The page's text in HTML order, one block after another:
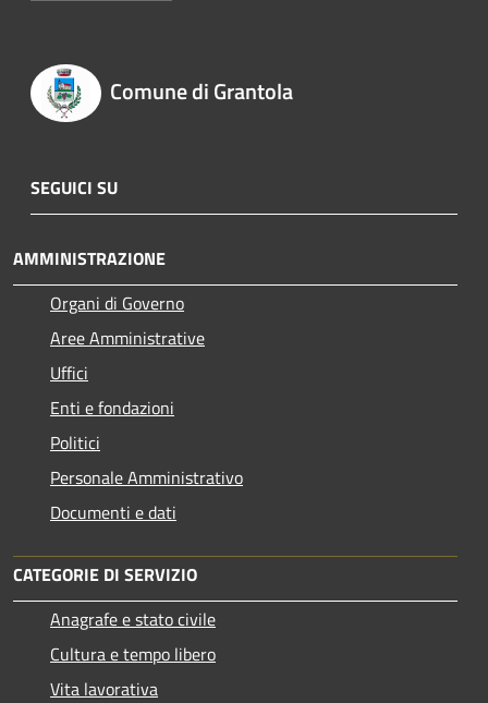
Comune di Grantola
SEGUICI SU
AMMINISTRAZIONE
Organi di Governo
Aree Amministrative
Uffici
Enti e fondazioni
Politici
Personale Amministrativo
Documenti e dati
CATEGORIE DI SERVIZIO
Anagrafe e stato civile
Cultura e tempo libero
Vita lavorativa